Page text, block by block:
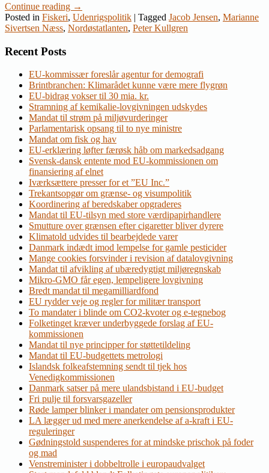
Continue reading →
Posted in Fiskeri, Udenrigspolitik | Tagged Jacob Jensen, Marianne
Sivertsen Næss, Nordøstatlanten, Peter Kullgren
Recent Posts
EU-kommissær foreslår agentur for demografi
Brintbranchen: Klimarådet kunne være mere flygrøn
EU-bidrag vokser til 30 mia. kr.
Stramning af kemikalie-lovgivningen udskydes
Mandat til strøm på miljøvurderinger
Parlamentarisk opsang til to nye ministre
Mandat om fisk og hav
EU-erklæring løfter færøsk håb om markedsadgang
Svensk-dansk entente mod EU-kommissionen om
finansiering af elnet
Iværksættere presser for et ”EU Inc.”
Trekantsopgør om grænse- og visumpolitik
Koordinering af beredskaber opgraderes
Mandat til EU-tilsyn med store værdipapirhandlere
Smutture over grænsen efter cigaretter bliver dyrere
Klimatold udvides til bearbejdede varer
Danmark indædt imod lempelse for gamle pesticider
Mange cookies forsvinder i revision af datalovgivning
Mandat til afvikling af ubæredygtigt miljøregnskab
Mikro-GMO får egen, lempeligere lovgivning
Bredt mandat til megamilliardfond
EU rydder veje og regler for militær transport
To mandater i blinde om CO2-kvoter og e-tegnebog
Folketinget kræver underbyggede forslag af EU-
kommissionen
Mandat til nye principper for støttetildeling
Mandat til EU-budgettets metrologi
Islandsk folkeafstemning sendt til tjek hos
Venedigkommissionen
Danmark satser på mere ulandsbistand i EU-budget
Fri pulje til forsvarsgazeller
Røde lamper blinker i mandater om pensionsprodukter
LA lægger ud med mere anerkendelse af a-kraft i EU-
reguleringer
Gødningstold suspenderes for at mindske prischok på foder
og mad
Venstreminister i dobbeltrolle i europaudvalget